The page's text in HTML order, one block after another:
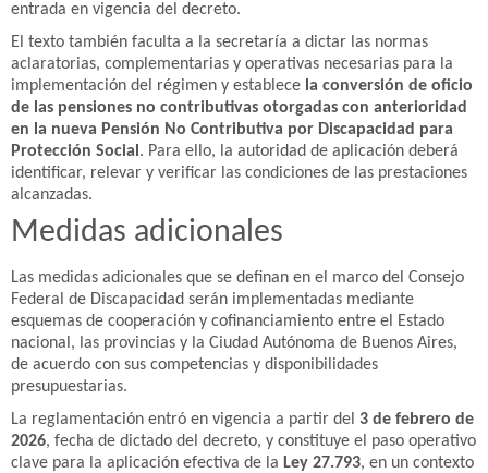
entrada en vigencia del decreto.
El texto también faculta a la secretaría a dictar las normas
aclaratorias, complementarias y operativas necesarias para la
implementación del régimen y establece la conversión de oficio
de las pensiones no contributivas otorgadas con anterioridad
en la nueva Pensión No Contributiva por Discapacidad para
Protección Social . Para ello, la autoridad de aplicación deberá
identificar, relevar y verificar las condiciones de las prestaciones
alcanzadas.
Medidas adicionales
Las medidas adicionales que se definan en el marco del Consejo
Federal de Discapacidad serán implementadas mediante
esquemas de cooperación y cofinanciamiento entre el Estado
nacional, las provincias y la Ciudad Autónoma de Buenos Aires,
de acuerdo con sus competencias y disponibilidades
presupuestarias.
La reglamentación entró en vigencia a partir del 3 de febrero de
2026, fecha de dictado del decreto, y constituye el paso operativo
clave para la aplicación efectiva de la Ley 27.793, en un contexto